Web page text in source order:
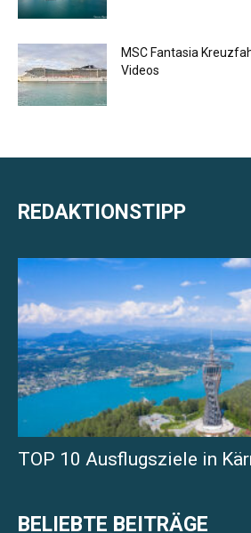
MSC Fantasia
Videos
REDAKTIONSTIPP
TOP 10 Ausflugsziele in
BELIEBTE BEITRÄGE